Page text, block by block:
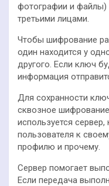
фотографии и файлы)
третьими лицами.
Чтобы шифрование
один находится у
другого. Если ключ
информация
Для сохранности
сквозное
используется
пользователя к
профилю и прочему.
Сервер помогает
Если передача